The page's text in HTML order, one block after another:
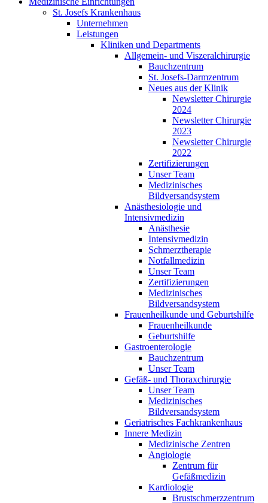
St. Josefs Krankenhaus
Unternehmen
Leistungen
Kliniken und Departments
Allgemein- und Viszeralchirurgie
Bauchzentrum
St. Josefs-Darmzentrum
Neues aus der Klinik
Newsletter Chirurgie
2024
Newsletter Chirurgie
2023
Newsletter Chirurgie
2022
Zertifizierungen
Unser Team
Medizinisches
Bildversandsystem
Anästhesiologie und
Intensivmedizin
Anästhesie
Intensivmedizin
Schmerztherapie
Notfallmedizin
Unser Team
Zertifizierungen
Medizinisches
Bildversandsystem
Frauenheilkunde und Geburtshilfe
Frauenheilkunde
Geburtshilfe
Gastroenterologie
Bauchzentrum
Unser Team
Gefäß- und Thoraxchirurgie
Unser Team
Medizinisches
Bildversandsystem
Geriatrisches Fachkrankenhaus
Innere Medizin
Medizinische Zentren
Angiologie
Zentrum für
Gefäßmedizin
Kardiologie
Brustschmerzzentrum